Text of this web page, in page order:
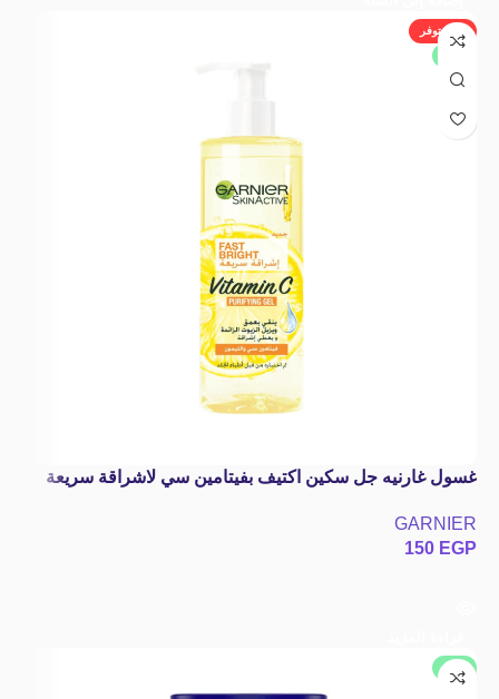
غير متوفر
غسول غارنيه جل سكين اكتيف بفيتامين سي لاشراقة سريعة
GARNIER
150 EGP
جديد